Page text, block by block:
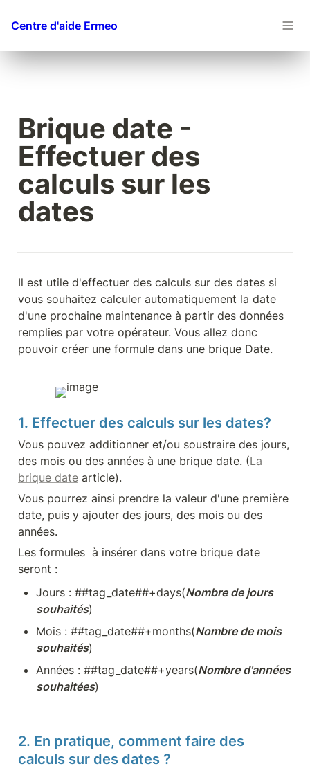
Centre d'aide Ermeo
Brique date -
Effectuer des
calculs sur les
dates
Il est utile d'effectuer des calculs sur des dates si
vous souhaitez calculer automatiquement la date
d'une prochaine maintenance à partir des données
remplies par votre opérateur. Vous allez donc
pouvoir créer une formule dans une brique Date.
1. Effectuer des calculs sur les dates?
Vous pouvez additionner et/ou soustraire des jours,
des mois ou des années à une brique date. (La
brique date article).
Vous pourrez ainsi prendre la valeur d'une première
date, puis y ajouter des jours, des mois ou des
années.
Les formules  à insérer dans votre brique date
seront :
Jours : ##tag_date##+days(Nombre de jours
souhaités)
Mois : ##tag_date##+months(Nombre de mois
souhaités)
Années : ##tag_date##+years(Nombre d'années
souhaitées)
2. En pratique, comment faire des
calculs sur des dates ?